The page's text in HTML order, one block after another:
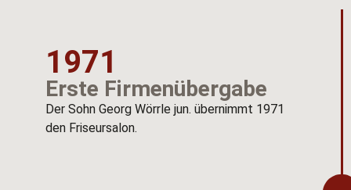
1971
Erste Firmenübergabe
Der Sohn Georg Wörrle jun. übernimmt 1971
den Friseursalon.